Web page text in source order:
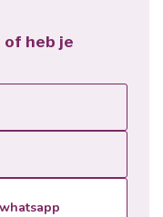
of heb je